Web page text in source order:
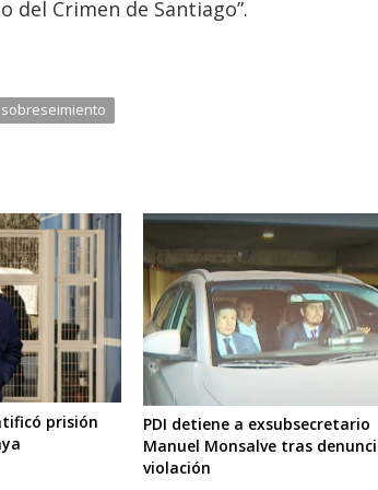
del Crimen de Santiago”.
sobreseimiento
prisión
PDI detiene a exsubsecretario
Manuel Monsalve tras
violación